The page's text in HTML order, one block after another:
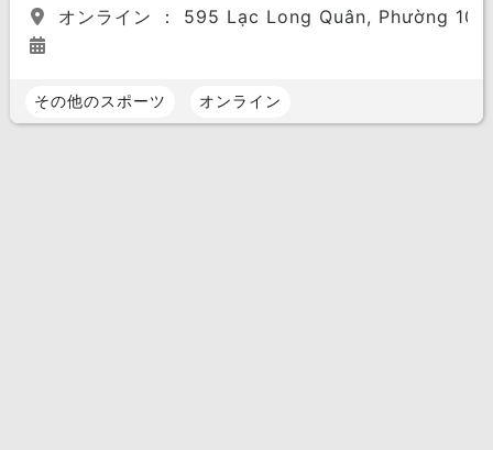
オンライン ： 595 Lạc Long Quân, Phường
その他のスポーツ オンライン